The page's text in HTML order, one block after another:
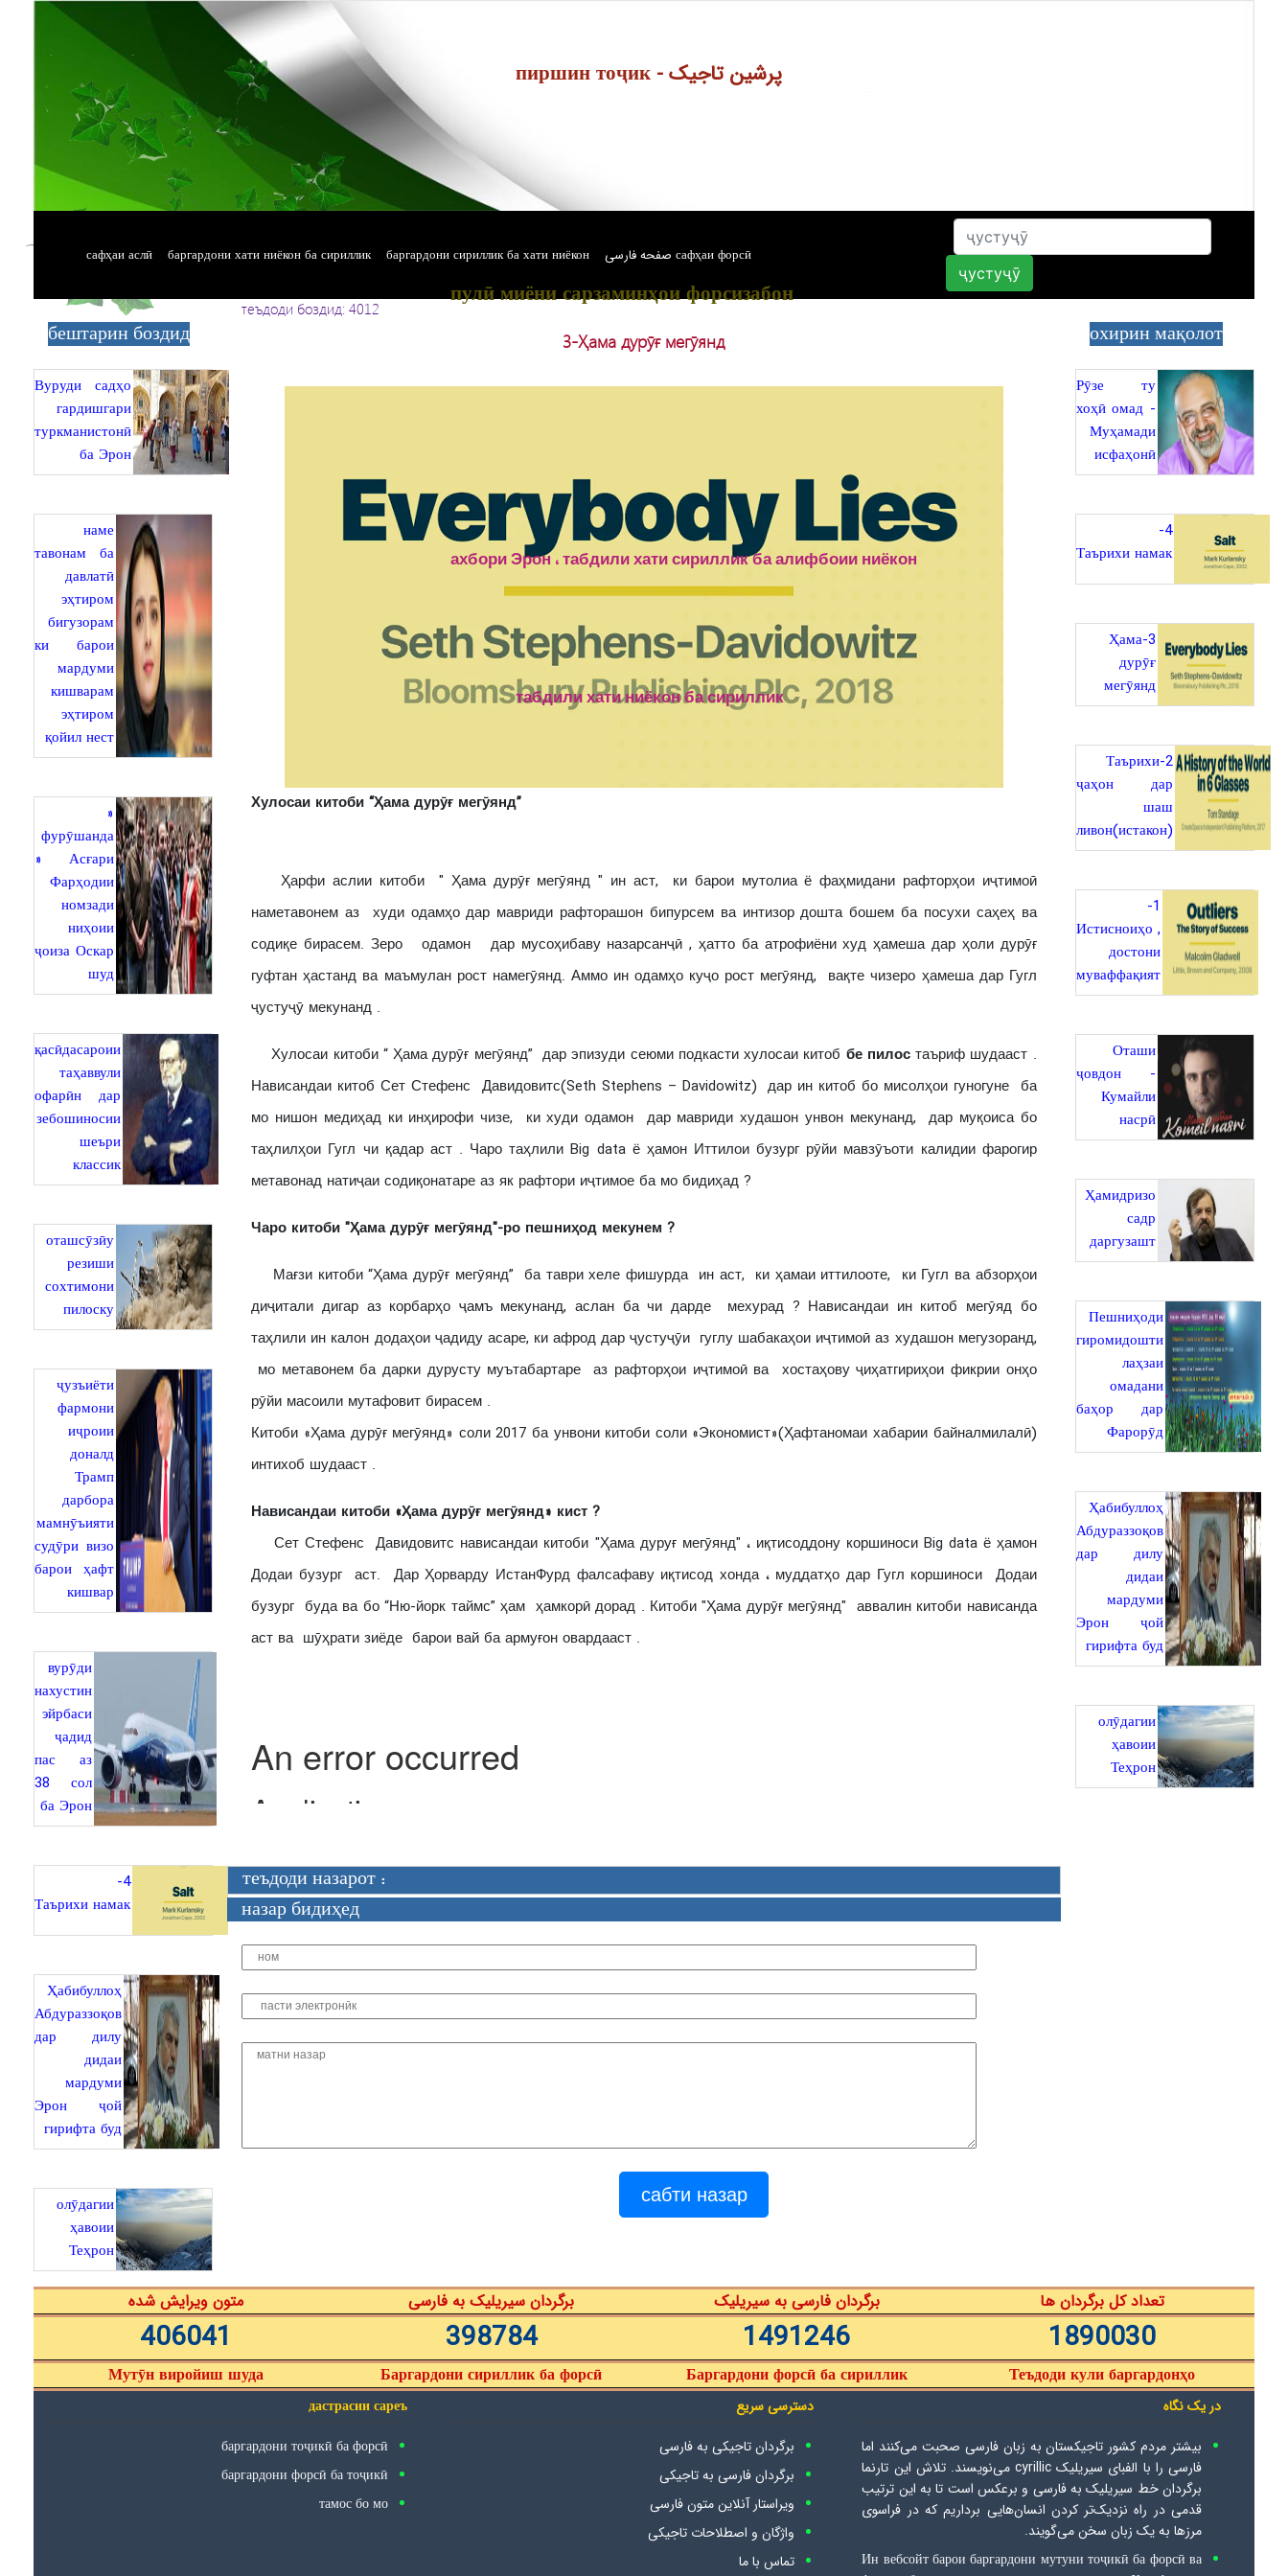
пиршин тоҷик - پرشین تاجیک
пулӣ миёни сарзаминҳои форсизабон
ахбори Эрон ، табдили хати сириллик ба алифбоии ниёкон
табдили хати ниёкон ба сириллик
сафҳаи аслӣ(current)
баргардони хати ниёкон ба сириллик баргардони сириллик ба хати ниёкон صفحه فارسی сафҳаи форсӣ
ҷустуҷӯ
бештарин боздид
Вуруди садҳо
гардишгари
туркманистонӣ
ба Эрон
наме
тавонам ба
давлатӣ
эҳтиром
бигузорам
ки барои
мардуми
кишварам
эҳтиром
қойил нест
«
фурӯшанда
» Асғари
Фарҳодии
номзади
ниҳоии
ҷоиза Оскар
шуд
қасӣдасароии
таҳаввули
офарӣн дар
зебошиносии
шеъри
классик
оташсӯзӣу
резиши
сохтимони
пилоску
ҷузъиёти
фармони
иҷроии
доналд
Трамп
дарбора
мамнӯъияти
судӯри визо
барои ҳафт
кишвар
вурӯди
нахустин
эйрбаси
ҷадид
пас аз
38 сол
ба Эрон
4-
Таърихи намак
Ҳабибуллоҳ
Абдураззоқов
дар дилу
дидаи
мардуми
Эрон ҷой
гирифта буд
олӯдагии
ҳавоии
Теҳрон
теъдоди боздид: 4012
3-Ҳама дурӯғ мегӯянд
Хулосаи китоби“Ҳама дурӯғ мегӯянд”
Ҳарфи аслии китоби " Ҳама дурӯғ мегӯянд " ин аст, ки барои мутолиа ё фаҳмидани рафторҳои иҷтимоӣ
наметавонем аз худи одамҳо дар мавриди рафторашон бипурсем ва интизор дошта бошем ба посухи саҳеҳ ва
содиқе бирасем. Зеро одамон дар мусоҳибаву назарсанҷӣ , ҳатто ба атрофиёни худ ҳамеша дар ҳоли дурӯғ
гуфтан ҳастанд ва маъмулан рост намегӯянд. Аммо ин одамҳо куҷо рост мегӯянд, вақте чизеро ҳамеша дар Гугл
ҷустуҷӯ мекунанд .
Хулосаи китоби “ Ҳама дурӯғ мегӯянд” дар эпизуди сеюми подкасти хулосаи китоб бе пилостаъриф шудааст .
Нависандаи китоб Сет Стефенс Давидовитс(Seth Stephens – Davidowitz) дар ин китоб бо мисолҳои гуногуне ба
мо нишон медиҳад ки инҳирофи чизе, ки худи одамон дар мавриди худашон унвон мекунанд, дар муқоиса бо
таҳлилҳои Гугл чи қадар аст . Чаро таҳлили Big data ё ҳамон Иттилои бузург рӯйи мавзӯъоти калидии фарогир
метавонад натиҷаи содиқонатаре аз як рафтори иҷтимое ба мо бидиҳад ?
Чаро китоби "Ҳама дурӯғ мегӯянд"-ро пешниҳод мекунем ?
Мағзи китоби “Ҳама дурӯғ мегӯянд” ба таври хеле фишурда ин аст, ки ҳамаи иттилооте, ки Гугл ва абзорҳои
диҷитали дигар аз корбарҳо ҷамъ мекунанд, аслан ба чи дарде мехурад ? Нависандаи ин китоб мегӯяд бо
таҳлили ин калон додаҳои ҷадиду асаре, ки афрод дар ҷустуҷӯи гуглу шабакаҳои иҷтимоӣ аз худашон мегузоранд,
мо метавонем ба дарки дурусту муътабартаре аз рафторҳои иҷтимоӣ ва хостаҳову ҷиҳатгириҳои фикрии онҳо
рӯйи масоили мутафовит бирасем .
Китоби «Ҳама дурӯғ мегӯянд» соли 2017 ба унвони китоби соли «Экономист»(Ҳафтаномаи хабарии байналмилалӣ)
интихоб шудааст .
Нависандаи китоби «Ҳама дурӯғ мегӯянд» кист ?
Сет Стефенс Давидовитс нависандаи китоби "Ҳама дуруғ мегӯянд" ، иқтисоддону коршиноси Big data ё ҳамон
Додаи бузург аст. Дар Ҳорварду ИстанФурд фалсафаву иқтисод хонда ، муддатҳо дар Гугл коршиноси Додаи
бузург буда ва бо “Ню-йорк таймс” ҳам ҳамкорӣ дорад . Китоби "Ҳама дурӯғ мегӯянд" аввалин китоби нависанда
аст ва шӯҳрати зиёде барои вай ба армуғон овардааст .
теъдоди назарот :
назар бидиҳед
охирин мақолот
Рӯзе ту
хоҳӣ омад -
Муҳамади
исфаҳонӣ
4-
Таърихи намак
3-Ҳама
дурӯғ
мегӯянд
2-Таърихи
ҷаҳон дар
шаш
ливон(истакон)
1-
Истисноиҳо ,
достони
муваффақият
Оташи
ҷовдон -
Кумайли
насрӣ
Ҳамидризо
садр
даргузашт
Пешниҳоди
гиромидошти
лаҳзаи
омадани
баҳор дар
Фарорӯд
Ҳабибуллоҳ
Абдураззоқов
дар дилу
дидаи
мардуми
Эрон ҷой
гирифта буд
олӯдагии
ҳавоии
Теҳрон
تعداد کل برگردان ها برگردان فارسی به سیریلیک برگردان سیریلیک به فارسی متون ویرایش شده
1890030
1491246
398784
406041
Теъдоди кули баргардонҳо
Баргардони форсӣ ба сириллик
Баргардони сириллик ба форсӣ
Мутӯн виройиш шуда
در یک نگاه
بیشتر مردم کشور تاجیکستان به زبان فارسی صحبت می‌کنند اما
فارسی را با الفبای سیریلیک cyrillic می‌نویسند. تلاش این تارنما
برگردان خط سیریلیک به فارسی و برعکس است تا به این ترتیب
قدمی در راه نزدیک‌تر کردن انسان‌هایی برداریم که در فراسوی
مرزها به یک زبان سخن می‌گویند.
Ин вебсойт барои баргардони мутуни тоҷикӣ ба форсӣ ва
دسترسی سریع
برگردان تاجیکی به فارسی
برگردان فارسی به تاجیکی
ویراستار آنلاین متون فارسی
واژگان و اصطلاحات تاجیکی
تماس با ما
дастрасии сареъ
баргардони тоҷикӣ ба форсӣ
баргардони форсӣ ба тоҷикӣ
тамос бо мо